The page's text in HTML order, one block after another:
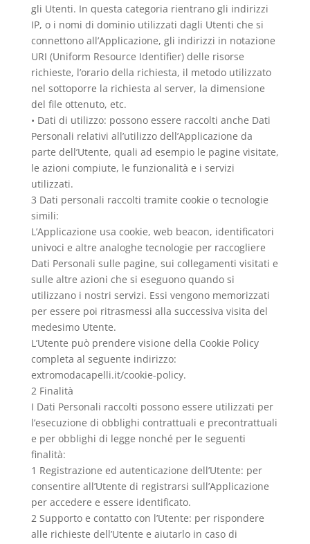
gli Utenti. In questa categoria rientrano gli indirizzi
IP, o i nomi di dominio utilizzati dagli Utenti che si
connettono all’Applicazione, gli indirizzi in notazione
URI (Uniform Resource Identifier) delle risorse
richieste, l’orario della richiesta, il metodo utilizzato
nel sottoporre la richiesta al server, la dimensione
del file ottenuto, etc.
• Dati di utilizzo: possono essere raccolti anche Dati
Personali relativi all’utilizzo dell’Applicazione da
parte dell’Utente, quali ad esempio le pagine visitate,
le azioni compiute, le funzionalità e i servizi
utilizzati.
3 Dati personali raccolti tramite cookie o tecnologie
simili:
L’Applicazione usa cookie, web beacon, identificatori
univoci e altre analoghe tecnologie per raccogliere
Dati Personali sulle pagine, sui collegamenti visitati e
sulle altre azioni che si eseguono quando si
utilizzano i nostri servizi. Essi vengono memorizzati
per essere poi ritrasmessi alla successiva visita del
medesimo Utente.
L’Utente può prendere visione della Cookie Policy
completa al seguente indirizzo:
extromodacapelli.it/cookie-policy.
2 Finalità
I Dati Personali raccolti possono essere utilizzati per
l’esecuzione di obblighi contrattuali e precontrattuali
e per obblighi di legge nonché per le seguenti
finalità:
1 Registrazione ed autenticazione dell’Utente: per
consentire all’Utente di registrarsi sull’Applicazione
per accedere e essere identificato.
2 Supporto e contatto con l’Utente: per rispondere
alle richieste dell’Utente e aiutarlo in caso di